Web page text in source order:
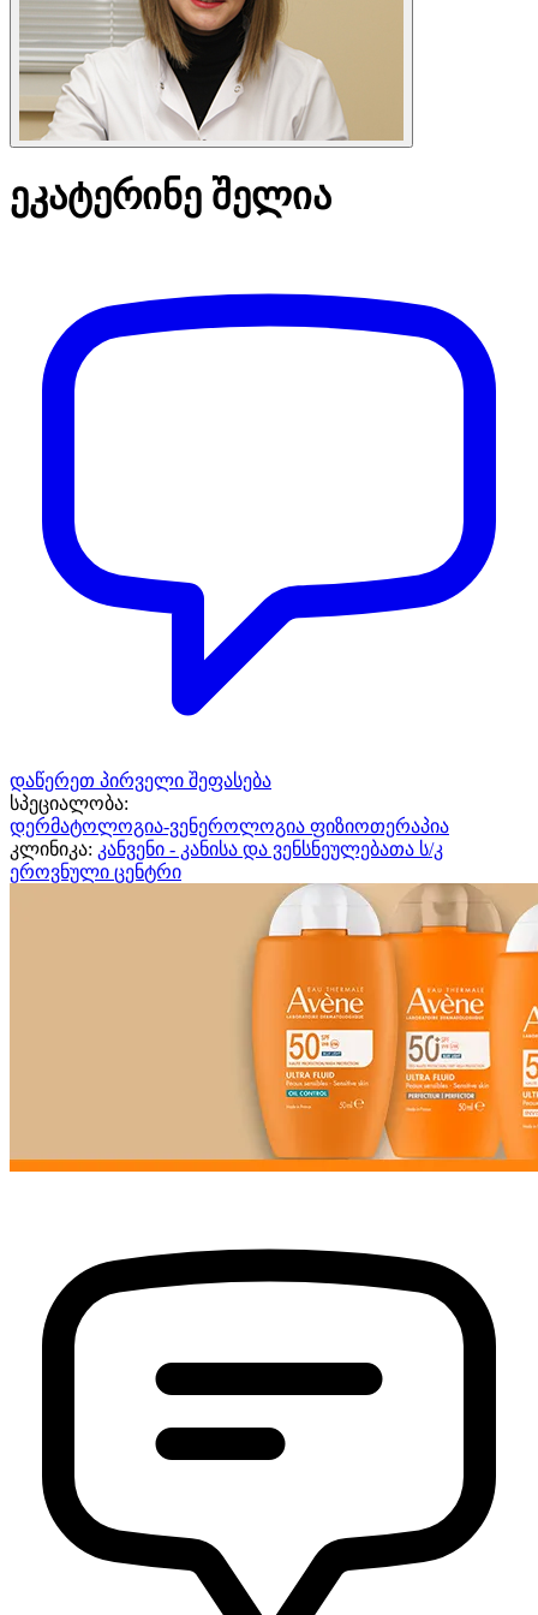
ეკატერინე შელია
დაწერეთ პირველი შეფასება
სპეციალობა:
დერმატოლოგია-ვენეროლოგია ფიზიოთერაპია
კლინიკა: კანვენი - კანისა და ვენსნეულებათა ს/კ
ეროვნული ცენტრი